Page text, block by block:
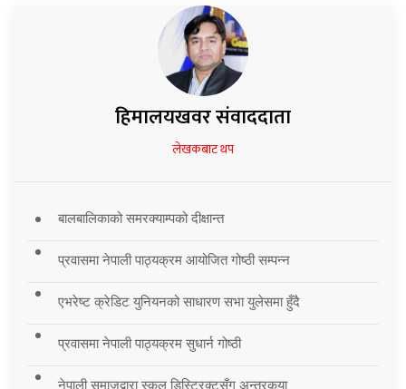
हिमालयखवर संवाददाता
लेखकबाट थप
बालबालिकाको समरक्याम्पको दीक्षान्त
प्रवासमा नेपाली पाठ्यक्रम आयोजित गोष्ठी सम्पन्न
एभरेष्ट क्रेडिट युनियनको साधारण सभा युलेसमा हुँदै
प्रवासमा नेपाली पाठ्यक्रम सुधार्न गोष्ठी
नेपाली समाजद्वारा स्कुल डिस्ट्रिक्टसँग अन्तरकृया